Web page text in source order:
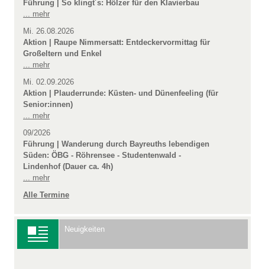
Führung | So klingt´s: Hölzer für den Klavierbau
... mehr
Mi. 26.08.2026
Aktion | Raupe Nimmersatt: Entdeckervormittag für
Großeltern und Enkel
... mehr
Mi. 02.09.2026
Aktion | Plauderrunde: Küsten- und Dünenfeeling (für
Senior:innen)
... mehr
09/2026
Führung | Wanderung durch Bayreuths lebendigen
Süden: ÖBG - Röhrensee - Studentenwald -
Lindenhof (Dauer ca. 4h)
... mehr
Alle Termine
Neuigkeiten